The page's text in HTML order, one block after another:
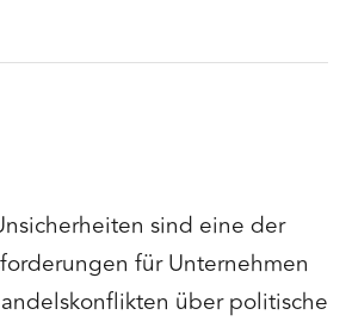
sind eine der
für Unternehmen
über politische